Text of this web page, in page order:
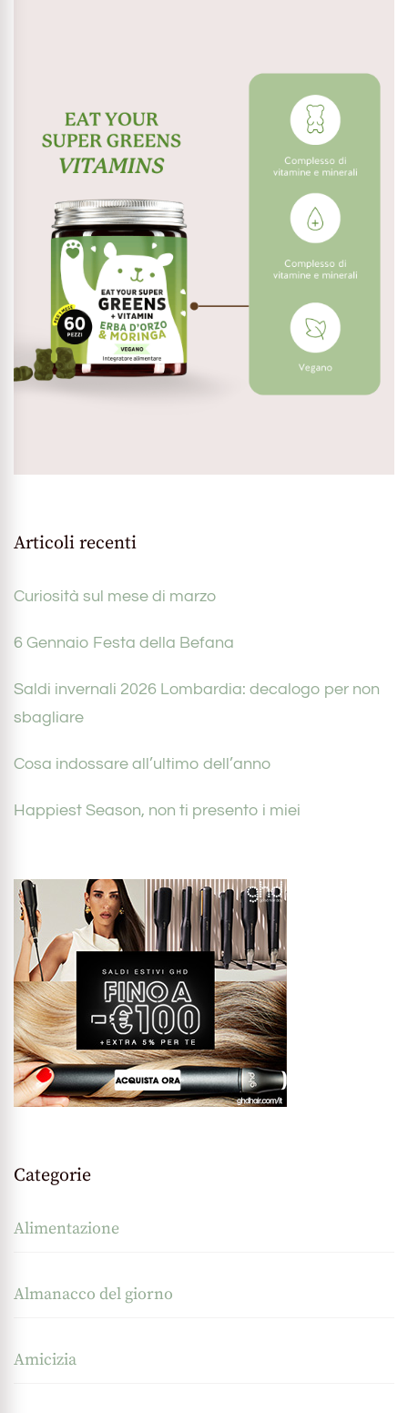
Articoli recenti
Curiosità sul mese di marzo
6 Gennaio Festa della Befana
Saldi invernali 2026 Lombardia: decalogo per non
sbagliare
Cosa indossare all’ultimo dell’anno
Happiest Season, non ti presento i miei
Categorie
Alimentazione
Almanacco del giorno
Amicizia